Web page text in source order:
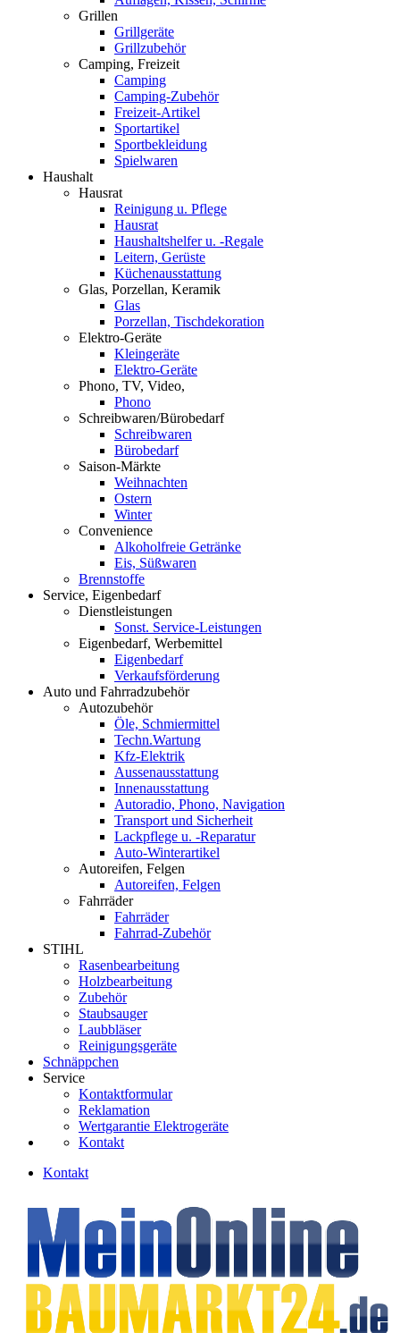
Grillen
Grillgeräte
Grillzubehör
Camping, Freizeit
Camping
Camping-Zubehör
Freizeit-Artikel
Sportartikel
Sportbekleidung
Spielwaren
Haushalt
Hausrat
Reinigung u. Pflege
Hausrat
Haushaltshelfer u. -Regale
Leitern, Gerüste
Küchenausstattung
Glas, Porzellan, Keramik
Glas
Porzellan, Tischdekoration
Elektro-Geräte
Kleingeräte
Elektro-Geräte
Phono, TV, Video,
Phono
Schreibwaren/Bürobedarf
Schreibwaren
Bürobedarf
Saison-Märkte
Weihnachten
Ostern
Winter
Convenience
Alkoholfreie Getränke
Eis, Süßwaren
Brennstoffe
Service, Eigenbedarf
Dienstleistungen
Sonst. Service-Leistungen
Eigenbedarf, Werbemittel
Eigenbedarf
Verkaufsförderung
Auto und Fahrradzubehör
Autozubehör
Öle, Schmiermittel
Techn.Wartung
Kfz-Elektrik
Aussenausstattung
Innenausstattung
Autoradio, Phono, Navigation
Transport und Sicherheit
Lackpflege u. -Reparatur
Auto-Winterartikel
Autoreifen, Felgen
Autoreifen, Felgen
Fahrräder
Fahrräder
Fahrrad-Zubehör
STIHL
Rasenbearbeitung
Holzbearbeitung
Zubehör
Staubsauger
Laubbläser
Reinigungsgeräte
Schnäppchen
Service
Kontaktformular
Reklamation
Wertgarantie Elektrogeräte
Kontakt
Kontakt